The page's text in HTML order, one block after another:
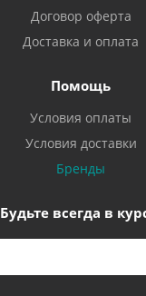
Договор оферта
Доставка и оплата
Помощь
Условия оплаты
Условия доставки
Бренды
Будьте всегда в